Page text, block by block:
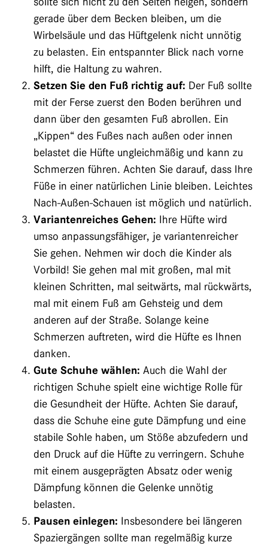
gerade über dem Becken bleiben, um die
Wirbelsäule und das Hüftgelenk nicht unnötig
zu belasten. Ein entspannter Blick nach vorne
hilft, die Haltung zu wahren.
Setzen Sie den Fuß richtig auf: Der Fuß sollte
mit der Ferse zuerst den Boden berühren und
dann über den gesamten Fuß abrollen. Ein
„Kippen“ des Fußes nach außen oder innen
belastet die Hüfte ungleichmäßig und kann zu
Schmerzen führen. Achten Sie darauf, dass Ihre
Füße in einer natürlichen Linie bleiben. Leichtes
Nach-Außen-Schauen ist möglich und natürlich.
Variantenreiches Gehen: Ihre Hüfte wird
umso anpassungsfähiger, je variantenreicher
Sie gehen. Nehmen wir doch die Kinder als
Vorbild! Sie gehen mal mit großen, mal mit
kleinen Schritten, mal seitwärts, mal rückwärts,
mal mit einem Fuß am Gehsteig und dem
anderen auf der Straße. Solange keine
Schmerzen auftreten, wird die Hüfte es Ihnen
danken.
Gute Schuhe wählen: Auch die Wahl der
richtigen Schuhe spielt eine wichtige Rolle für
die Gesundheit der Hüfte. Achten Sie darauf,
dass die Schuhe eine gute Dämpfung und eine
stabile Sohle haben, um Stöße abzufedern und
den Druck auf die Hüfte zu verringern. Schuhe
mit einem ausgeprägten Absatz oder wenig
Dämpfung können die Gelenke unnötig
belasten.
Pausen einlegen: Insbesondere bei längeren
Spaziergängen sollte man regelmäßig kurze